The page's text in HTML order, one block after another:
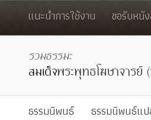
แนะนำการใช้งาน ขอรับหนั
ธรรมนิพนธ์ ธรรมนิพนธ์แ